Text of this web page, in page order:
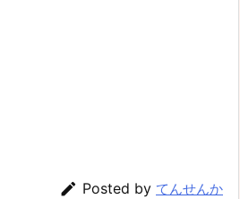
 Posted by てんせんか